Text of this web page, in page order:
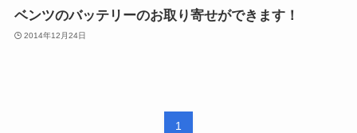
ベンツのバッテリーのお取り寄せができます！
2014年12月24日
1